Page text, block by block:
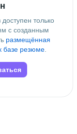
только
с созданным
размещённая
базе резюме.